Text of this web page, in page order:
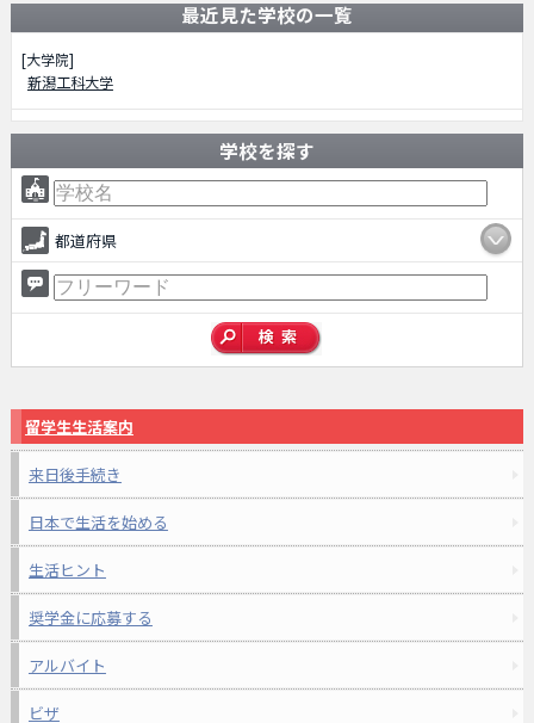
最近見た学校の一覧
[大学院]
新潟工科大学
学校を探す
都道府県
留学生生活案内
来日後手続き
日本で生活を始める
生活ヒント
奨学金に応募する
アルバイト
ビザ